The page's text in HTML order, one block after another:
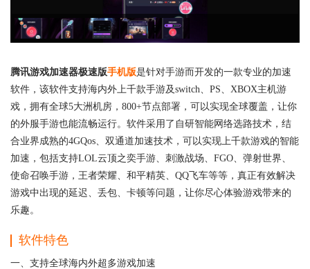
腾讯游戏加速器极速版手机版是针对手游而开发的一款专业的加速
软件，该软件支持海内外上千款手游及switch、PS、XBOX主机游
戏，拥有全球5大洲机房，800+节点部署，可以实现全球覆盖，让你
的外服手游也能流畅运行。软件采用了自研智能网络选路技术，结
合业界成熟的4GQos、双通道加速技术，可以实现上千款游戏的智能
加速，包括支持LOL云顶之奕手游、刺激战场、FGO、弹射世界、
使命召唤手游，王者荣耀、和平精英、QQ飞车等等，真正有效解决
游戏中出现的延迟、丢包、卡顿等问题，让你尽心体验游戏带来的
乐趣。
软件特色
一、支持全球海内外超多游戏加速